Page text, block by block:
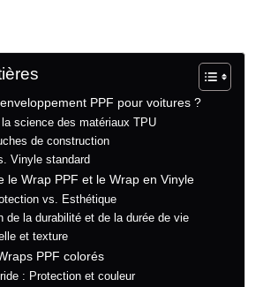
enveloppement PPF pour voitures ?
la science des matériaux TPU
de construction
Vinyle standard
le Wrap PPF et le Wrap en Vinyle
vs. Esthétique
de la durabilité et de la durée de vie
et texture
PPF colorés
: Protection et couleur